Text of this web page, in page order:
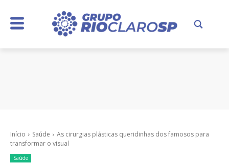
Início Saúde
As cirurgias plásticas queridinhas dos famosos para
transformar o visual
Saúde